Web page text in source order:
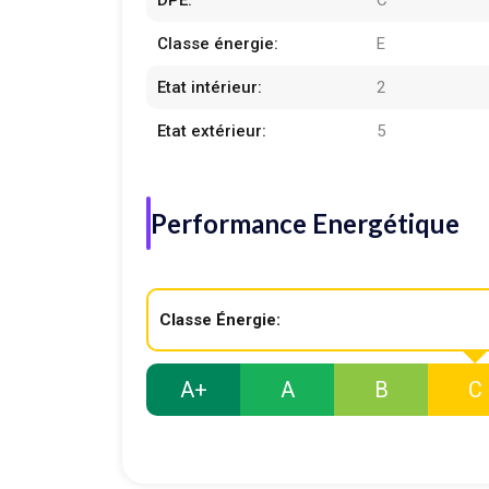
Classe énergie: E
Etat intérieur: 2
Etat extérieur: 5
Performance Energétique
Classe Énergie:
A+ A B C